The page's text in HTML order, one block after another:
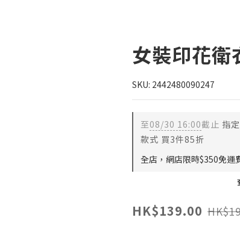
女裝印花衛
SKU: 2442480090247
至08/30 16:00截止 指
款式 買3件85折
全店，網店限時$350免運
HK$139.00